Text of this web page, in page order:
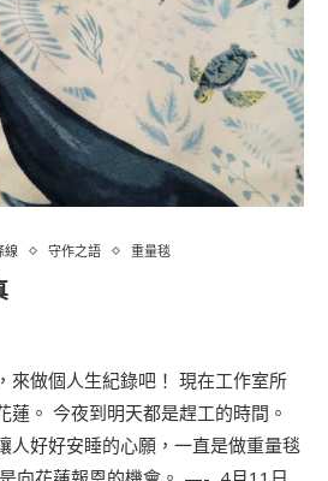
線 守作之語 重量毯
來做個人生紀錄吧！ 現在工作室所
蓮。 今夜到明天都是趕工的時間。
人好好安睡的心願，一直是做重量毯